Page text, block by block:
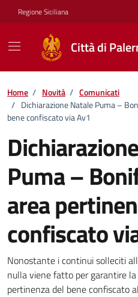
Vai ai contenuti
Vai al footer
Regione Siciliana
Città di
Home / Novità / Comunicati
/ Dichiarazione Natale Puma –
bene confiscato via Av1
Puma –
area
confiscato
Dettagli della
Nonostante i continui solleciti
nulla viene fatto per garantire la
pertinenza del bene confiscato